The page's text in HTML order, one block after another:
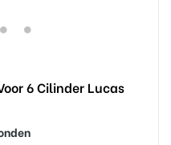
6 Cilinder Lucas